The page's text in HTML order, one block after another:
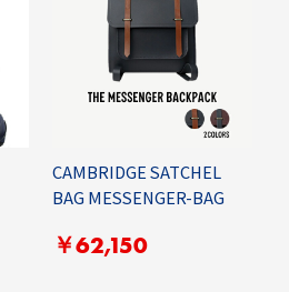
CAMBRIDGE SATCHEL
BAG MESSENGER-BAG
￥62,150